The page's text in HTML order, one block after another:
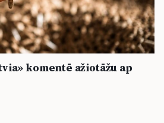
komentē ažiotāžu ap